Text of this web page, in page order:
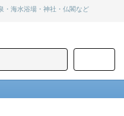
・海水浴場・神社・仏閣など